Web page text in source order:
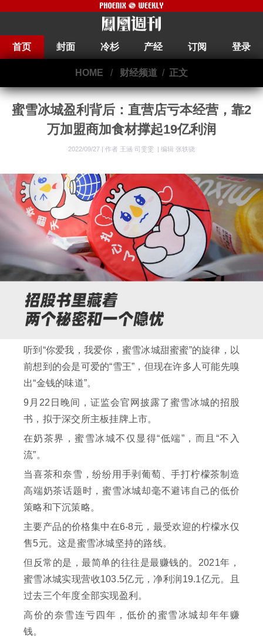
首页 封面 冷杉 产经 订阅 登录
HOME / 财经频道 / 正文
蜜雪冰城盈利背后：直营店亏本经营，靠2
万加盟商加食材撑起19亿利润
2022/09/27 | 作者 王涵 司雯雯 编辑 张轶骁
听到“你爱我，我爱你，蜜雪冰城甜蜜蜜”的旋律，以
前想到的会是可爱的“雪王”，但现在许多人可能先嗅
出“金钱的味道”。
9月22日晚间，证监会官网披露了蜜雪冰城的招股
书，拟于深交所主板挂牌上市。
在奶茶界，蜜雪冰城不仅显得“低端”，而且“不入
流”。
当喜茶和奈雪，纷纷用手剥葡萄、手打柠檬茶制造
高端奶茶话题时，蜜雪冰城却毫不避讳自己的低价
策略和下沉策略。
主要产品的价格集中在6-8元，最受欢迎的柠檬水仅
售5元。这是蜜雪冰城坚持的路线。
但反常的是，最简单的往往是最赚钱的。2021年，
蜜雪冰城实现营收103.5亿元，净利润19.1亿元。且
过去三个年度全部实现盈利。
高价的奈雪连亏四年，低价的蜜雪冰城却年年赚
钱。